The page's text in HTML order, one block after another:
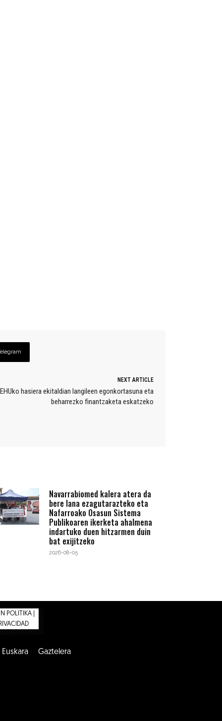
NEXT ARTICLE
hasiera ekitaldian langileen egonkortasuna eta
beharrezko finantzaketa eskatzeko
Navarrabiomed kalera atera da
bere lana ezagutarazteko eta
Nafarroako Osasun Sistema
Publikoaren ikerketa ahalmena
indartuko duen hitzarmen duin
bat exijitzeko
2026-08-05
POLITIKA |
Euskara Gaztelera